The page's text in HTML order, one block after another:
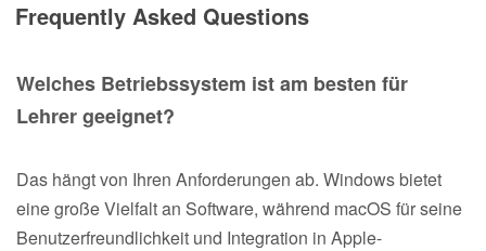
Frequently Asked Questions
Welches Betriebssystem ist am besten für
Lehrer geeignet?
Das hängt von Ihren Anforderungen ab. Windows bietet
eine große Vielfalt an Software, während macOS für seine
Benutzerfreundlichkeit und Integration in Apple-